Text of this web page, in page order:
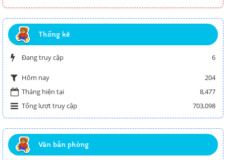
Thống kê
Đang truy cập 6
Hôm nay
204
Tháng hiện tại
8,477
Tổng lượt truy cập
703,098
Văn bản phòng